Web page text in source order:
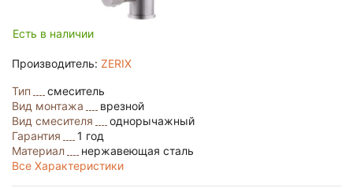
Есть в наличии
Производитель: ZERIX
Тип
смеситель
Вид монтажа
врезной
Вид смесителя
однорычажный
Гарантия
1 год
Материал
нержавеющая сталь
Все Характеристики